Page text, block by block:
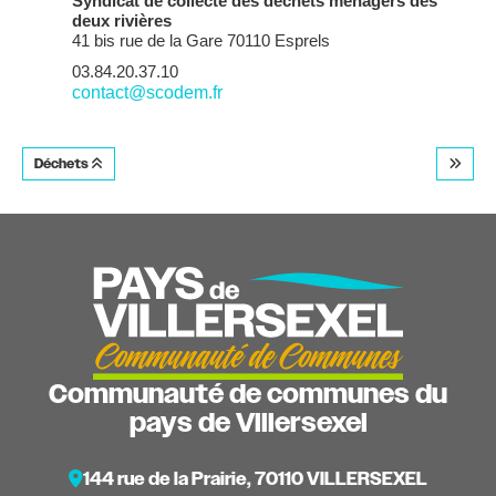
deux rivières
41 bis rue de la Gare 70110 Esprels
03.84.20.37.10
contact@scodem.fr
Déchets
Communauté de communes du
pays de Villersexel
144 rue de la Prairie, 70110 VILLERSEXEL